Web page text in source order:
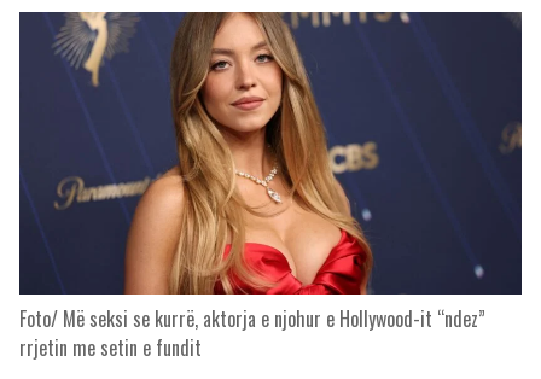
Foto/ Më seksi se kurrë, aktorja e njohur e Hollywood-it “ndez”
rrjetin me setin e fundit